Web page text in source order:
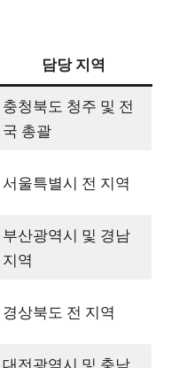
담당 지역
충청북도 청주 및 전
국 총괄
서울특별시 전 지역
부산광역시 및 경남
지역
경상북도 전 지역
대전광역시 및 충남